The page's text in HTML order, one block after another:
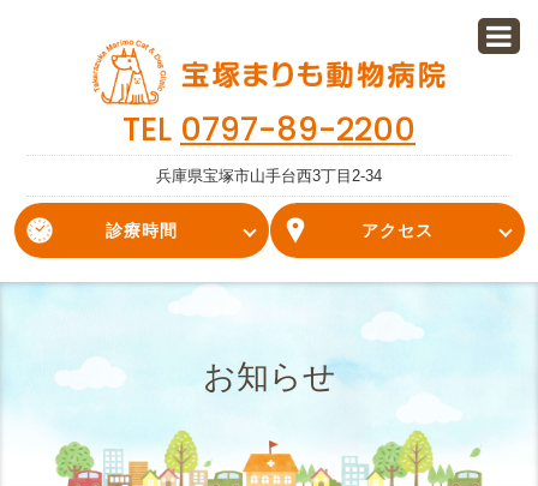
TEL 0797-89-2200
兵庫県宝塚市山手台西3丁目2-34
診療時間 アクセス
お知らせ